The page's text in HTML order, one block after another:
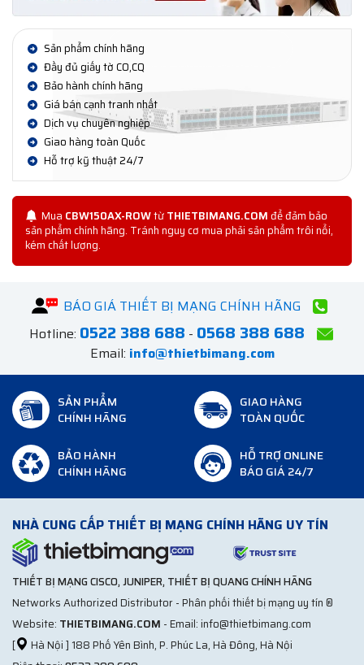
Sản phẩm chính hãng
Đầy đủ giấy tờ CO,CQ
Bảo hành chính hãng
Giá bán cạnh tranh nhất
Dịch vụ chuyên nghiệp
Giao hàng toàn Quốc
Hỗ trợ kỹ thuật 24/7
Mua CBW150AX-ROWtừTHIETBIMANG.COMđể đảm bảo
sản phẩm chính hãng. Tránh nguy cơ mua phải sản phẩm trôi nổi,
kém chất lượng.
BÁO GIÁ THIẾT BỊ MẠNG CHÍNH HÃNG
Hotline: 0522 388 688 - 0568 388 688
Email: info@thietbimang.com
SẢN PHẨM
CHÍNH HÃNG
GIAO HÀNG
TOÀN QUỐC
BẢO HÀNH
CHÍNH HÃNG
HỖ TRỢ ONLINE
BÁO GIÁ 24/7
NHÀ CUNG CẤP THIẾT BỊ MẠNG CHÍNH HÃNG UY TÍN
THIẾT BỊ MẠNG CISCO, JUNIPER, THIẾT BỊ QUANG CHÍNH HÃNG
Networks Authorized Distributor - Phân phối thiết bị mạng uy tín ®
Website: THIETBIMANG.COM - Email: info@thietbimang.com
[
Hà Nội ] 188 Phố Yên Bình, P. Phúc La, Hà Đông, Hà Nội